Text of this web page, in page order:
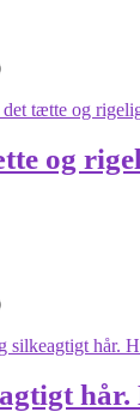
og
hår.